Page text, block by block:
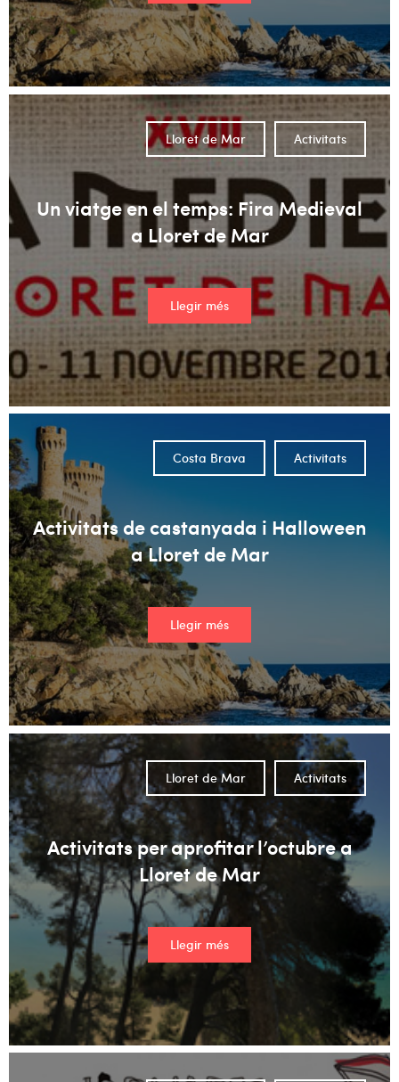
Un viatge en el temps: Fira Medieval
a Lloret de Mar
Llegir més
Activitats
Lloret de Mar
Activitats de castanyada i Halloween
a Lloret de Mar
Llegir més
Activitats
Costa Brava
Activitats per aprofitar l’octubre a
Lloret de Mar
Llegir més
Activitats
Lloret de Mar